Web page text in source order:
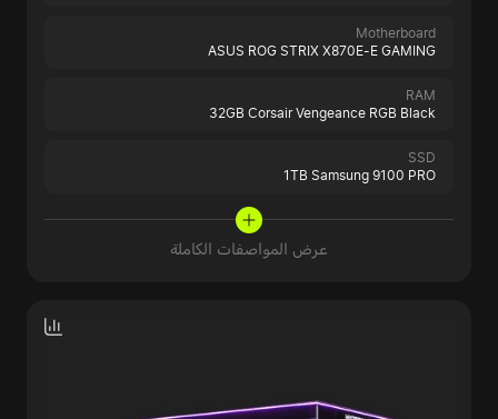
Motherboard
ASUS ROG STRIX X870E-E GAMING
RAM
32GB Corsair Vengeance RGB Black
SSD
1TB Samsung 9100 PRO
عرض المواصفات الكاملة